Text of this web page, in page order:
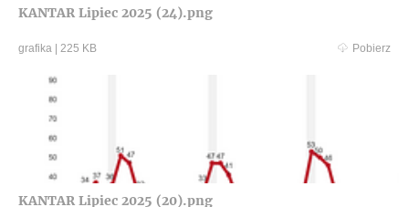
KANTAR Lipiec 2025 (24).png
grafika | 225 KB Pobierz
KANTAR Lipiec 2025 (20).png